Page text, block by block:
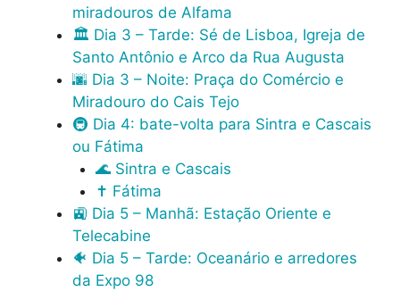
miradouros de Alfama
🏛️ Dia 3 – Tarde: Sé de Lisboa, Igreja de
Santo Antônio e Arco da Rua Augusta
🌆 Dia 3 – Noite: Praça do Comércio e
Miradouro do Cais Tejo
🚇 Dia 4: bate-volta para Sintra e Cascais
ou Fátima
🌊 Sintra e Cascais
✝️ Fátima
🚉 Dia 5 – Manhã: Estação Oriente e
Telecabine
🐠 Dia 5 – Tarde: Oceanário e arredores
da Expo 98